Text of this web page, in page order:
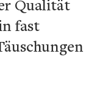
Qualität
fast